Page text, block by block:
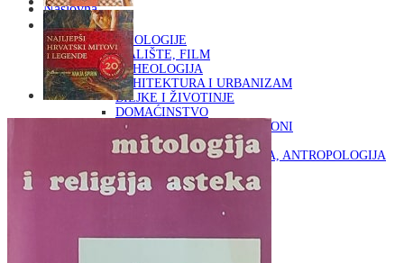
Naslovna
KNJIGE
OD ARHEOLOGIJE
DO KAZALIŠTE, FILM
ARHEOLOGIJA
ARHITEKTURA I URBANIZAM
BILJKE I ŽIVOTINJE
DOMAĆINSTVO
ENCIKLOPEDIJE I LEKSIKONI
ETNOLOGIJA
FILOZOFIJA, SOCIOLOGIJA, ANTROPOLOGIJA
FOTOGRAFIJA
GLAZBENA UMJETNOST
KAZALIŠTE, FILM
KNJIŽEVNOST